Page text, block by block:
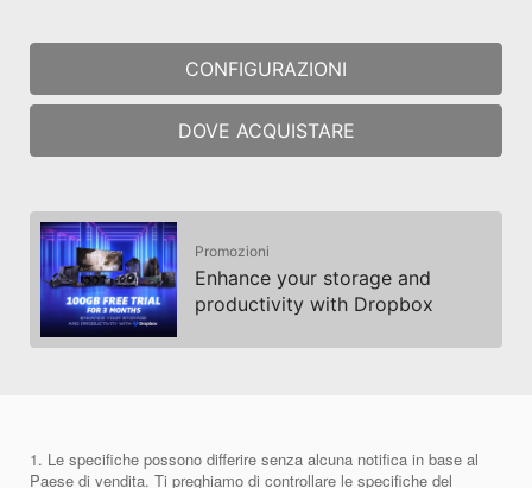
CONFIGURAZIONI
DOVE ACQUISTARE
Promozioni
Enhance your storage and
productivity with Dropbox
1. Le specifiche possono differire senza alcuna notifica in base al
Paese di vendita. Ti preghiamo di controllare le specifiche del